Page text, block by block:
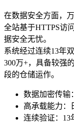
在数据安全方面，
全站基于HTTPS访
据安全无忧。
系统经过连续13年
300万+，具备较强
段的仓储运作。
数据加密传输
高承载能力：
连续验证：13